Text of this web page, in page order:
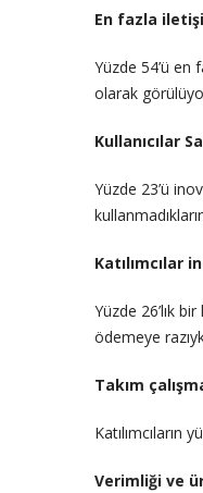
En fazla
Yüzde 54’ü en
olarak
Kullanıcılar
Yüzde 23’ü
Katılımcılar
Yüzde 26’lık
ödemeye
Takım
Katılımcıların
Verimliği ve